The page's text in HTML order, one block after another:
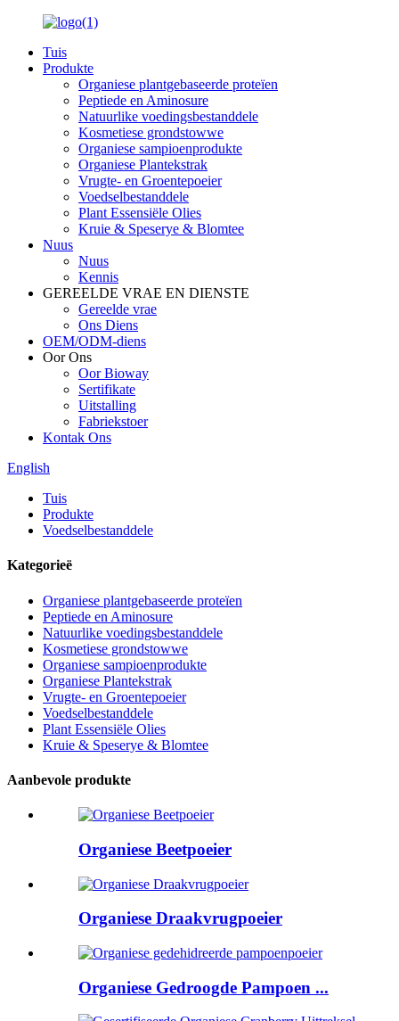
Tuis
Produkte
Organiese plantgebaseerde proteïen
Peptiede en Aminosure
Natuurlike voedingsbestanddele
Kosmetiese grondstowwe
Organiese sampioenprodukte
Organiese Plantekstrak
Vrugte- en Groentepoeier
Voedselbestanddele
Plant Essensiële Olies
Kruie & Speserye & Blomtee
Nuus
Nuus
Kennis
GEREELDE VRAE EN DIENSTE
Gereelde vrae
Ons Diens
OEM/ODM-diens
Oor Ons
Oor Bioway
Sertifikate
Uitstalling
Fabriekstoer
Kontak Ons
English
Tuis
Produkte
Voedselbestanddele
Kategorieë
Organiese plantgebaseerde proteïen
Peptiede en Aminosure
Natuurlike voedingsbestanddele
Kosmetiese grondstowwe
Organiese sampioenprodukte
Organiese Plantekstrak
Vrugte- en Groentepoeier
Voedselbestanddele
Plant Essensiële Olies
Kruie & Speserye & Blomtee
Aanbevole produkte
Organiese Beetpoeier
Organiese Draakvrugpoeier
Organiese Gedroogde Pampoen ...